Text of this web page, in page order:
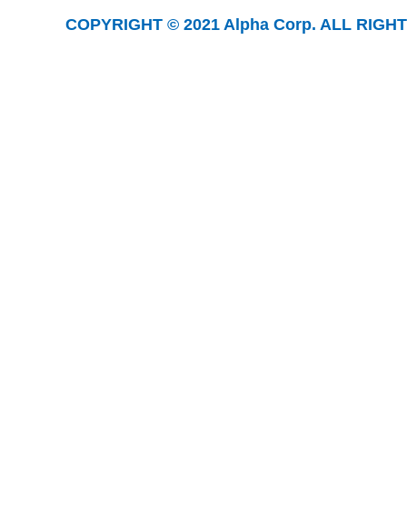
COPYRIGHT © 2021 Alpha Corp. ALL